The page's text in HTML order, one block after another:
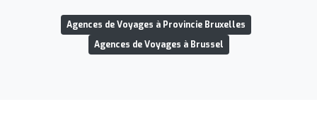
Agences de Voyages à Provincie Bruxelles
Agences de Voyages à Brussel